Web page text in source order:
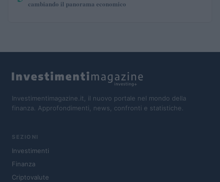
cambiando il panorama economico
Investimentimagazine.it, il nuovo portale nel mondo della
finanza. Approfondimenti, news, confronti e statistiche.
SEZIONI
Investimenti
Finanza
Criptovalute